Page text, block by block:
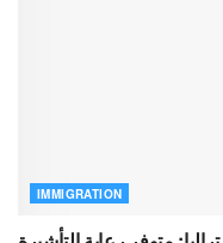
IMMIGRATION